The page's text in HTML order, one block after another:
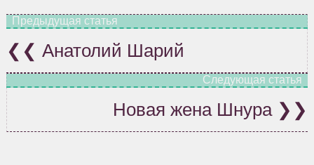
Анатолий Шарий
Новая жена Шнура